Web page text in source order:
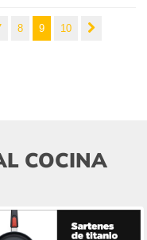
8 9 10
COCINA